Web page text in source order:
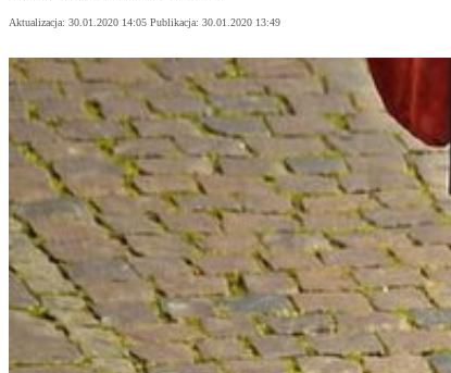
Aktualizacja: 30.01.2020 14:05 Publikacja: 30.01.2020 13:49